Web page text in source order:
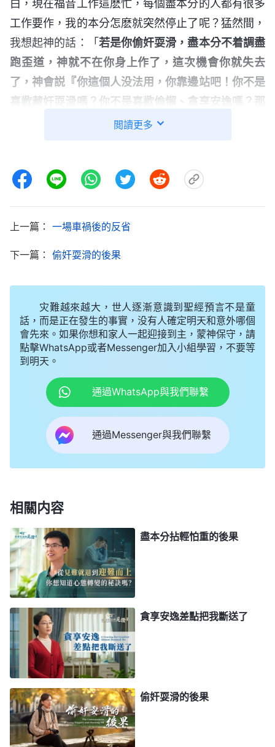
白，現在福音工作這麽忙，每個盡本分的人都有很多
工作要作，我的本分怎麽就突然停止了呢？猛然間，
我想起神的話：「若是你偷奸耍滑，盡本分不着調盡
跑歪道，神就不在你身上作了，這次機會你就失去
了，神會説『你這個人没法用，你靠邊站吧！你不是
喜歡藏奸耍滑嗎？你不是喜歡偷懶、貪享安逸嗎？那
你就永遠安逸吧！』神把這次的恩典、這次的機會留
座談紀要・第三部分》
神話語的審判讓我瞬間驚醒，我
肉體嗎？這回徹底歇着了，什麽本分也不能盡了！我
「那你就永遠安逸吧！」我心裏説不出來什麽滋味，
好珍惜本分呢？為什麽要應付糊弄呢？
過後我看了一段神的話，對應付糊弄的性質、後
果有了認識。
忌，你總應付糊弄就没法達到合格盡本分。要想忠心
盡本分，首先得解决應付糊弄的問題，只要發現有應
付糊弄的表現就得及時扭轉。如果稀裏糊塗總也發現
不了問題，總是應付糊弄走形式、走過程，那就没法
盡好本分了，所以盡本分必須得用心才行。人盡本分
了，以後再想找這樣的機會可能就没有了。神的作工
我没盡好本分，現在還想盡這個本分，在哪兒跌倒在
哪兒爬起。』有這個心志挺好，但怎麽盡好本分自己
心裏必須得清楚，得往真理上够才行。只有明白真理
的人才能盡好本分，不明白真理的人效力都不合格，
明白真理越透亮盡本分果效越好。你如果能看透這
事，你就能往真理上用勁了，就有希望達到盡好本
分。現在盡本分的機會不多，你得把握好，臨到本分
正是需要你出力的時候，這是你奉獻自己、為神花
費、需要付代價的時候，你别保留，别藏心眼兒，别
留餘地、留後路。你留餘地，耍心眼兒，偷奸耍滑，
工作肯定作不好。如果你説『誰都没發現我偷奸耍
閲讀更多
上一篇： 一場車禍後的反省
下一篇： 偷奸耍滑的後果
灾難越來越大，世人逐漸意識到聖經預言不是童
話，而是正在發生的事實，没有人確定明天和意外哪個
會先來。如果你想和家人一起迎接到主，蒙神保守，請
點擊WhatsApp或者Messenger加入小組學習，不要等
到明天。
通過WhatsApp與我們聯繫
通過Messenger與我們聯繫
相關内容
盡本分拈輕怕重的後果
貪享安逸差點把我斷送了
偷奸耍滑的後果